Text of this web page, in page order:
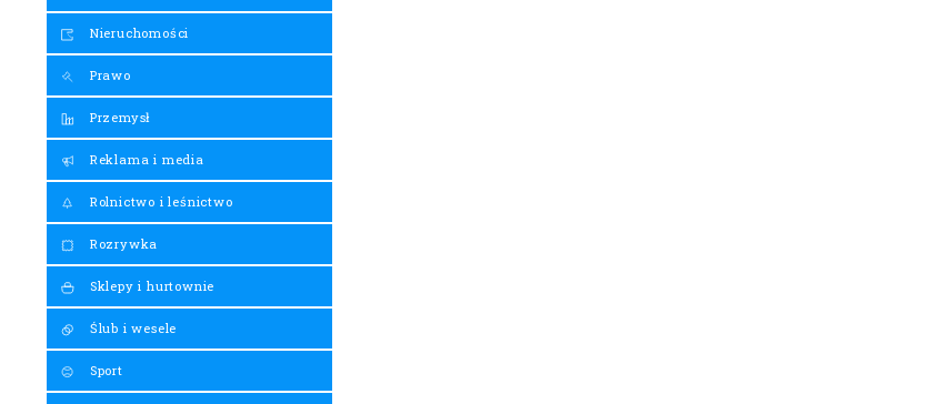
Nieruchomości
Prawo
Przemysł
Reklama i media
Rolnictwo i leśnictwo
Rozrywka
Sklepy i hurtownie
Ślub i wesele
Sport